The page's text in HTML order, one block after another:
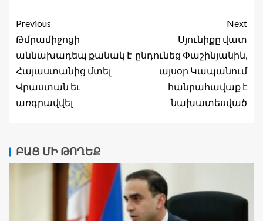
Previous
Թմրամիջոցի
աննախադեպ քանակ է
Հայաստանից մտել
Վրաստան եւ
առգրավվել
Next
Սյունիքը վատ
ընդունեց Փաշինյանին,
այսօր Կապանում
հանրահավաք է
նախատեսված
ԲԱՑ ՄԻ ԹՈՂԵՔ